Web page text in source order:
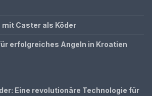
Caster als Köder
erfolgreiches Angeln in Kroatien
Eine revolutionäre Technologie für